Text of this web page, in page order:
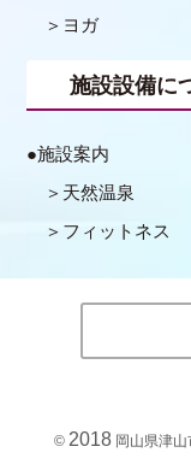
ヨガ
施設設備に
施設案内
天然温泉
フィットネス
© 2018 岡山県津